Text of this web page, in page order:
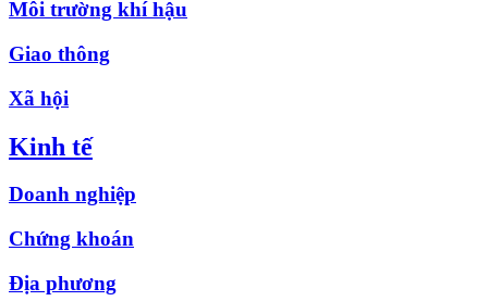
Môi trường khí hậu
Giao thông
Xã hội
Kinh tế
Doanh nghiệp
Chứng khoán
Địa phương